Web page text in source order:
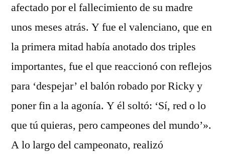
afectado por el fallecimiento de su madre
unos meses atrás. Y fue el valenciano, que en
la primera mitad había anotado dos triples
importantes, fue el que reaccionó con reflejos
para ‘despejar’ el balón robado por Ricky y
poner fin a la agonía. Y él soltó: ‘Sí, red o lo
que tú quieras, pero campeones del mundo’».
A lo largo del campeonato, realizó